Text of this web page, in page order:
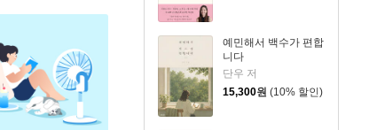
예민해서 백수가 편합
니다
단우 저
15,300원 (10% 할인)